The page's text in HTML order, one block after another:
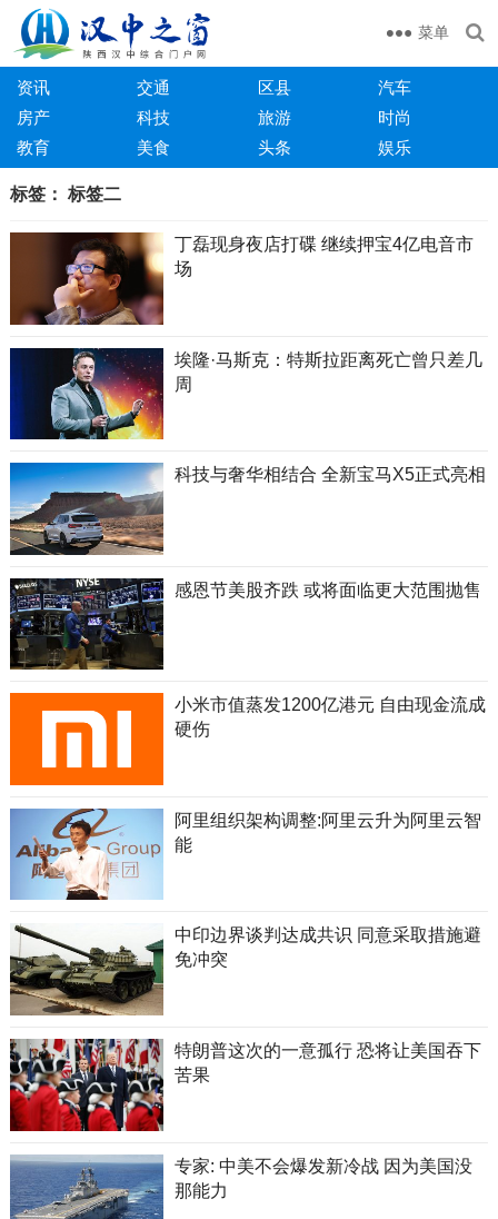
菜单
资讯 交通 区县
汽车
房产
科技 旅游
时尚
教育
美食 头条 娱乐
标签： 标签二
丁磊现身夜店打碟 继续押宝4亿电音市
场
埃隆·马斯克：特斯拉距离死亡曾只差几
周
科技与奢华相结合 全新宝马X5正式亮相
感恩节美股齐跌 或将面临更大范围抛售
小米市值蒸发1200亿港元 自由现金流成
硬伤
阿里组织架构调整:阿里云升为阿里云智
能
中印边界谈判达成共识 同意采取措施避
免冲突
特朗普这次的一意孤行 恐将让美国吞下
苦果
专家: 中美不会爆发新冷战 因为美国没
那能力